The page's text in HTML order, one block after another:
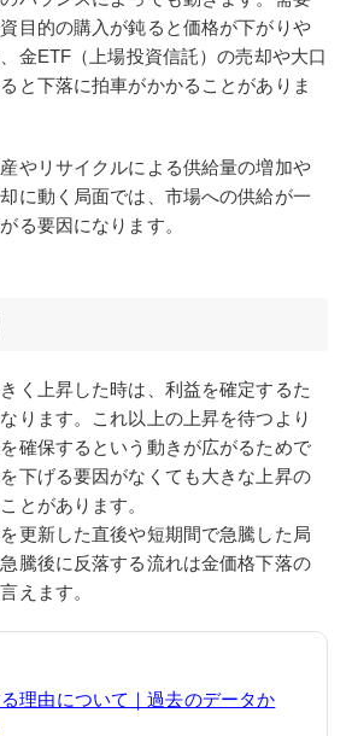
目的の購入が鈍ると価格が下がりや
金ETF（上場投資信託）の売却や大口
と下落に拍車がかかることがありま
やリサイクルによる供給量の増加や
に動く局面では、市場への供給が一
る要因になります。
く上昇した時は、利益を確定するた
ります。これ以上の上昇を待つより
確保するという動きが広がるためで
下げる要因がなくても大きな上昇の
とがあります。
更新した直後や短期間で急騰した局
騰後に反落する流れは金価格下落の
えます。
理由について｜過去のデータか